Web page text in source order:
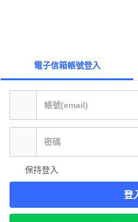
電子信箱帳號登入
保持登入
登